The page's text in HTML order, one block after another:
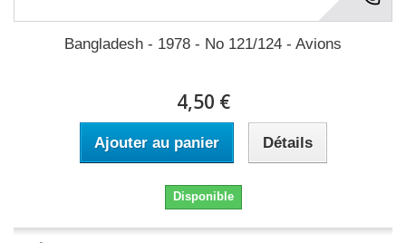
Bangladesh - 1978 - No 121/124 - Avions
4,50 €
Ajouter au panier Détails
Disponible